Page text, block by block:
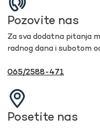
Pozovite nas
Za sva dodatna pitanja
radnog dana i subotom
065/2588-471
Posetite nas